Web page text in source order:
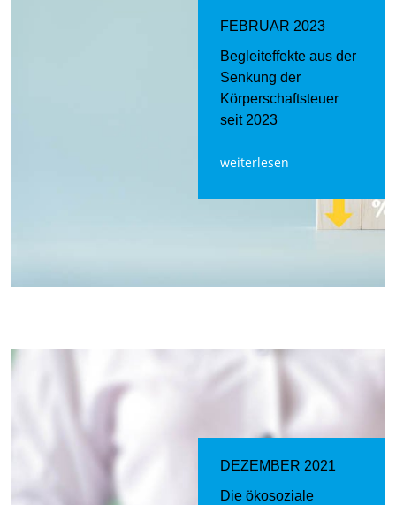
FEBRUAR 2023
Begleiteffekte aus der
Senkung der
Körperschaftsteuer
seit 2023
weiterlesen
DEZEMBER 2021
Die ökosoziale